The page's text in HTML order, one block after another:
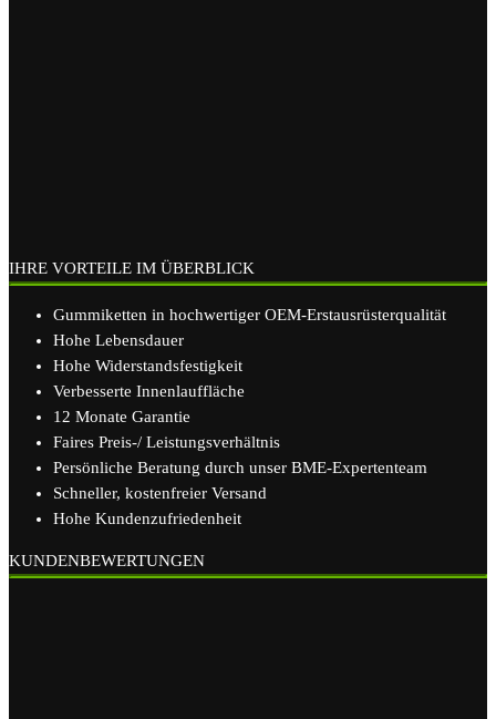
IHRE VORTEILE IM ÜBERBLICK
Gummiketten in hochwertiger OEM-Erstausrüsterqualität
Hohe Lebensdauer
Hohe Widerstandsfestigkeit
Verbesserte Innenlauffläche
12 Monate Garantie
Faires Preis-/ Leistungsverhältnis
Persönliche Beratung durch unser BME-Expertenteam
Schneller, kostenfreier Versand
Hohe Kundenzufriedenheit
KUNDENBEWERTUNGEN